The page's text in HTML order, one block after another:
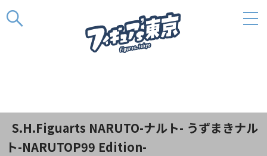
S.H.Figuarts NARUTO-ナルト- うずまきナル
ト-NARUTOP99 Edition-